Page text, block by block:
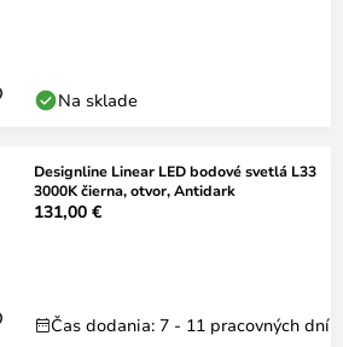
Na sklade
Designline Linear LED bodové svetlá L33
3000K čierna, otvor, Antidark
131,00 €
Čas dodania: 7 - 11 pracovných dní